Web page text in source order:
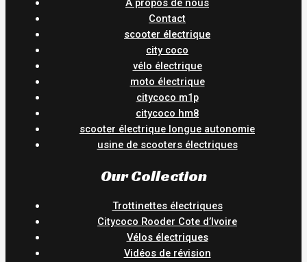
À propos de nous
Contact
scooter électrique
city coco
vélo électrique
moto électrique
citycoco m1p
citycoco hm8
scooter électrique longue autonomie
usine de scooters électriques
Our Collection
Trottinettes électriques
Citycoco Rooder Cote d’Ivoire
Vélos électriques
Vidéos de révision